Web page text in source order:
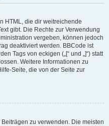
HTML, die dir weitreichende
gibt. Die Rechte zur Verwendung
vergeben, können jedoch
deaktiviert werden. BBCode ist
Tags von eckigen („[“ und „]“) statt
Weitere Informationen zu
Seite, die von der Seite zur
zu verwenden. Die meisten